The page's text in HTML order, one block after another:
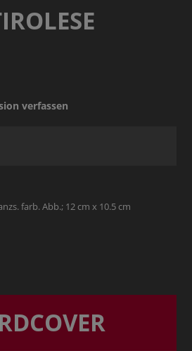
verfassen
farb. Abb.; 12 cm x 10.5 cm